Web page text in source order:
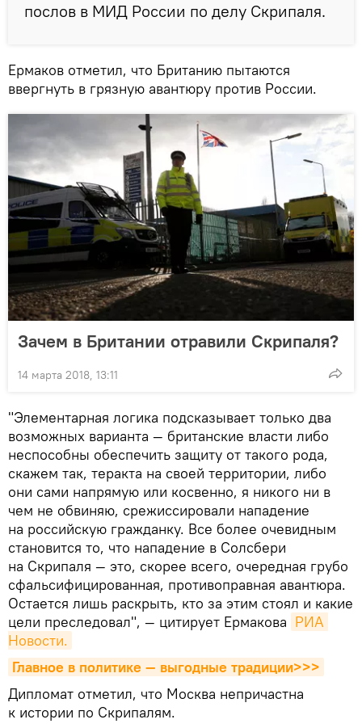
послов в МИД России по делу Скрипаля.
Ермаков отметил, что Британию пытаются
ввергнуть в грязную авантюру против России.
Зачем в Британии отравили Скрипаля?
14 марта 2018, 13:11
"Элементарная логика подсказывает только два
возможных варианта — британские власти либо
неспособны обеспечить защиту от такого рода,
скажем так, теракта на своей территории, либо
они сами напрямую или косвенно, я никого ни в
чем не обвиняю, срежиссировали нападение
на российскую гражданку. Все более очевидным
становится то, что нападение в Солсбери
на Скрипаля — это, скорее всего, очередная грубо
сфальсифицированная, противоправная авантюра.
Остается лишь раскрыть, кто за этим стоял и какие
цели преследовал", — цитирует Ермакова РИА
Новости.
Главное в политике — выгодные традиции>>>
Дипломат отметил, что Москва непричастна
к истории по Скрипалям.